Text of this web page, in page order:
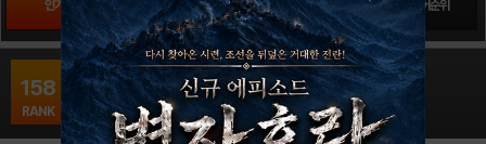
인기게임 팬사이트순위 PLAY스토어순위 앱스토어순위
158
RANK
톤톤용병단: 디에고의분노16
퍼즐 / 라인콩코리아
출시일: 2018-07-31